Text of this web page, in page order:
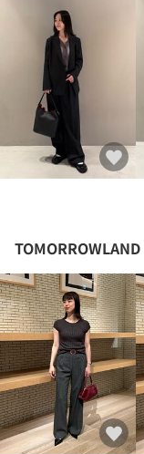
TOMORROWLAND